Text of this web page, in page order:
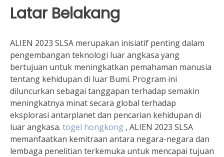
Latar Belakang
ALIEN 2023 SLSA merupakan inisiatif penting dalam
pengembangan teknologi luar angkasa yang
bertujuan untuk meningkatkan pemahaman manusia
tentang kehidupan di luar Bumi. Program ini
diluncurkan sebagai tanggapan terhadap semakin
meningkatnya minat secara global terhadap
eksplorasi antarplanet dan pencarian kehidupan di
luar angkasa. togel hongkong , ALIEN 2023 SLSA
memanfaatkan kemitraan antara negara-negara dan
lembaga penelitian terkemuka untuk mencapai tujuan